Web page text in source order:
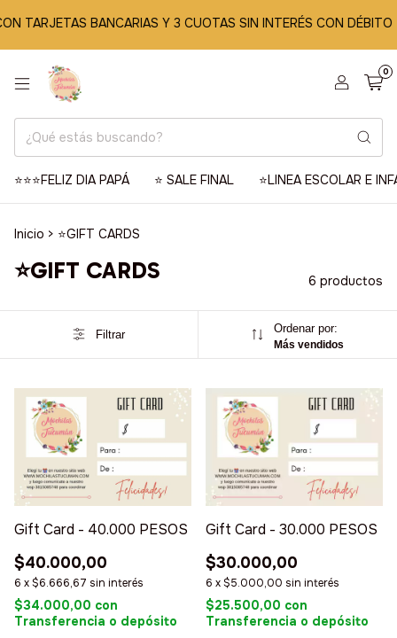
TARJETAS BANCARIAS Y 3 CUOTAS SIN INTERÉS CON DÉBITO
0
⭐️⭐️⭐️FELIZ DIA PAPÁ ⭐️ SALE FINAL ⭐️LINEA ESCOLAR E
Inicio > ⭐️GIFT CARDS
⭐️GIFT CARDS 6 productos
Filtrar Ordenar por:
Más vendidos
Gift Card - 40.000 PESOS
$40.000,00
6 x$6.666,67 sin interés
$34.000,00 con
Transferencia o depósito
Gift Card - 30.000 PESOS
$30.000,00
6 x$5.000,00 sin interés
$25.500,00 con
Transferencia o depósito